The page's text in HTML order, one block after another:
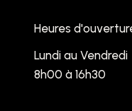
Heures
Lundi au Vendredi
8h00 à 16h30